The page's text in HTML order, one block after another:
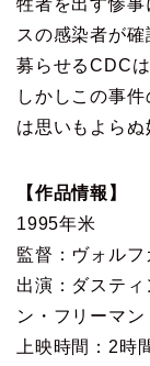
牲者を出す惨
スの感染者が
募らせるCDC
しかしこの事
は思いもよらぬ
【作品情報】
1995年米
監督：ヴォル
出演：ダステ
ン・フリーマン
上映時間：2時